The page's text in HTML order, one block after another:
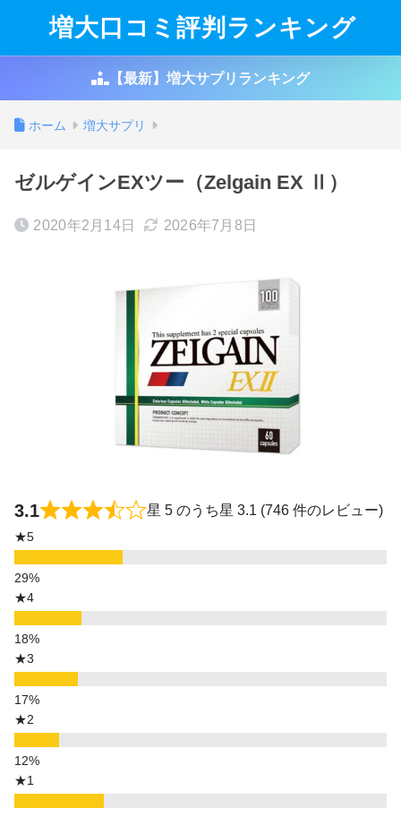
増大口コミ評判ランキング
【最新】増大サプリランキング
ホーム 増大サプリ
ゼルゲインEXツー（Zelgain EX Ⅱ）
2020年2月14日 2026年7月8日
3.1 星 5 のうち星 3.1 (746 件のレビュー)
★5
★4
★3
★2
★1